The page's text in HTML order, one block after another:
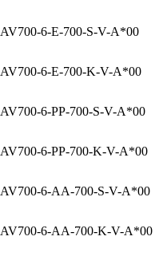
AV700-6-E-700-S-V-A*00
AV700-6-E-700-K-V-A*00
AV700-6-PP-700-S-V-A*00
AV700-6-PP-700-K-V-A*00
AV700-6-AA-700-S-V-A*00
AV700-6-AA-700-K-V-A*00